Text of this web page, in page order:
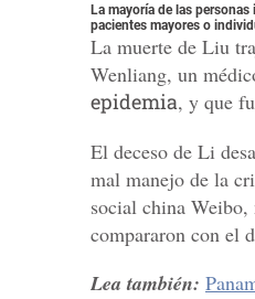
La mayoría de las
pacientes mayores o
La muerte de Liu
Wenliang, un
epidemia, y que
El deceso de Li
mal manejo de la
social china
compararon con el
Lea también: